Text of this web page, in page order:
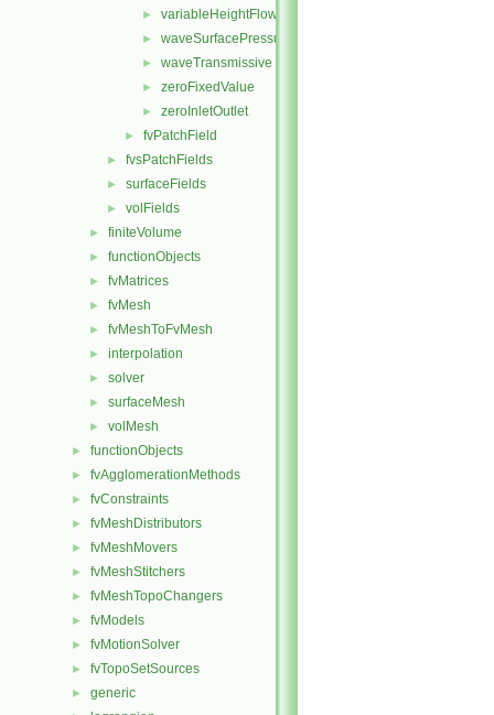
► variableHeightFlowRateInletVelocity
► waveSurfacePressure
► waveTransmissive
► zeroFixedValue
► zeroInletOutlet
► fvPatchField
► fvsPatchFields
► surfaceFields
► volFields
► finiteVolume
► functionObjects
► fvMatrices
► fvMesh
► fvMeshToFvMesh
► interpolation
► solver
► surfaceMesh
► volMesh
► functionObjects
► fvAgglomerationMethods
► fvConstraints
► fvMeshDistributors
► fvMeshMovers
► fvMeshStitchers
► fvMeshTopoChangers
► fvModels
► fvMotionSolver
► fvTopoSetSources
► generic